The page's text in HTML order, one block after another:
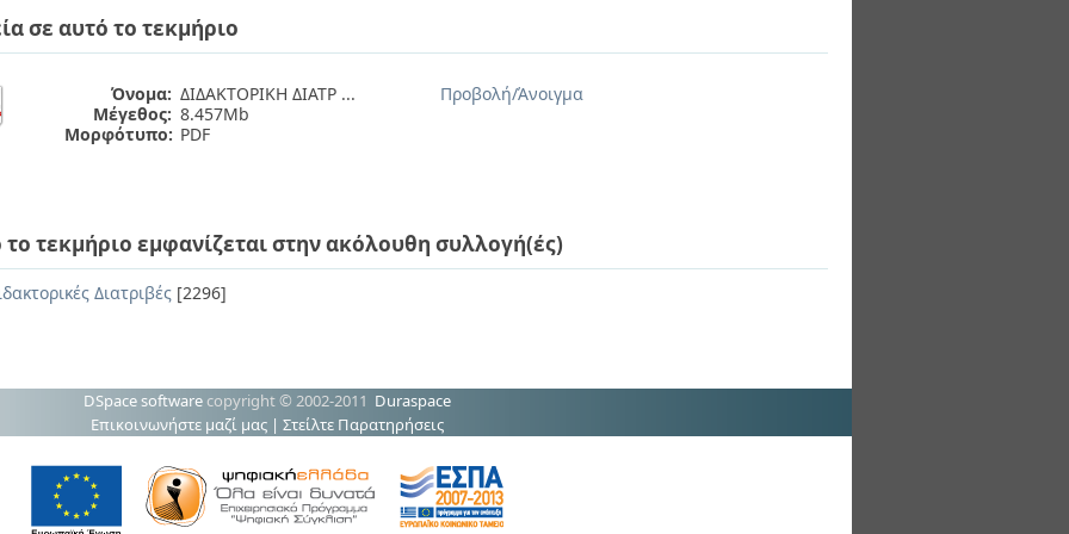
σε αυτό το τεκμήριο
Όνομα: ΔΙΔΑΚΤΟΡΙΚΗ ΔΙΑΤΡ ...
Μέγεθος: 8.457Mb
Μορφότυπο: PDF
Προβολή/Άνοιγμα
το τεκμήριο εμφανίζεται στην ακόλουθη συλλογή(ές)
Διατριβές [2296]
DSpace software copyright © 2002-2011 Duraspace
Επικοινωνήστε μαζί μας | Στείλτε Παρατηρήσεις